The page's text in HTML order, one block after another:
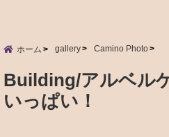
ホーム gallery Camino Photo
Building/アルベル
いっぱい！